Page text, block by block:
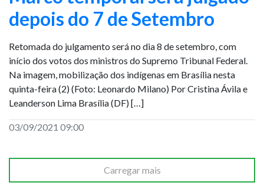
depois do 7 de Setembro
Retomada do julgamento será no dia 8 de setembro, com
início dos votos dos ministros do Supremo Tribunal Federal.
Na imagem, mobilização dos indígenas em Brasília nesta
quinta-feira (2) (Foto: Leonardo Milano) Por Cristina Ávila e
Leanderson Lima Brasília (DF) […]
03/09/2021 09:00
Carregar mais